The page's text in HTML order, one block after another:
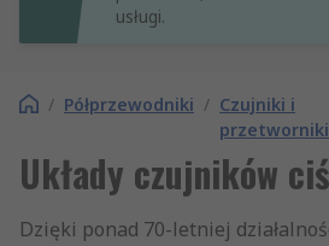
usługi.
/ Półprzewodniki / Czujniki i
przetworniki
Układy czujników
Dzięki ponad 70-letniej